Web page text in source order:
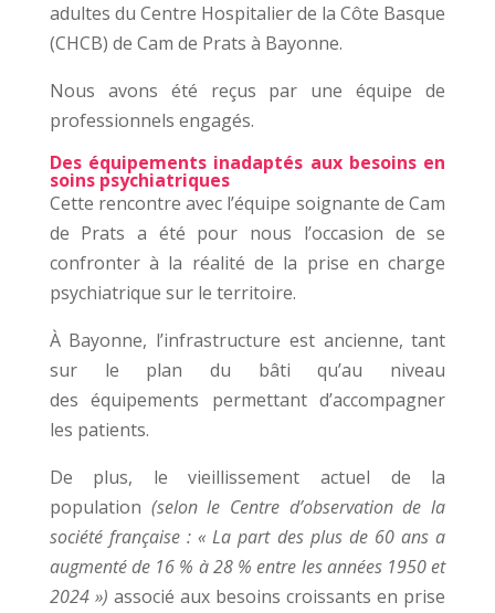
adultes du Centre Hospitalier de la Côte Basque
(CHCB) de Cam de Prats à Bayonne.
Nous avons été reçus par une équipe de
professionnels engagés.
Des équipements inadaptés aux besoins en
soins psychiatriques
Cette rencontre avec l’équipe soignante de Cam
de Prats a été pour nous l’occasion de se
confronter à la réalité de la prise en charge
psychiatrique sur le territoire.
À Bayonne, l’infrastructure est ancienne, tant
sur le plan du bâti qu’au niveau
des équipements permettant d’accompagner
les patients.
De plus, le vieillissement actuel de la
population (selon le Centre d’observation de la
société française : « La part des plus de 60 ans a
augmenté de 16 % à 28 % entre les années 1950 et
2024 ») associé aux besoins croissants en prise